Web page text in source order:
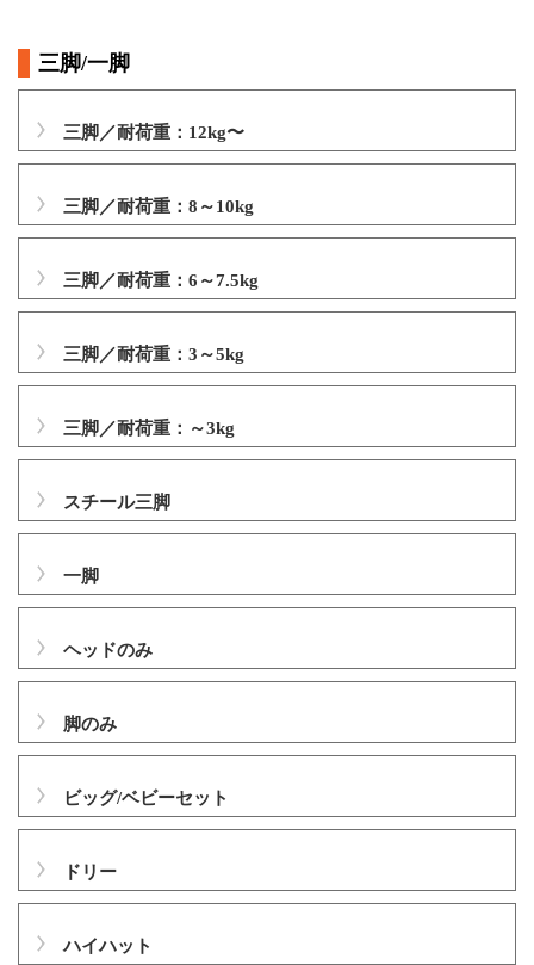
三脚/一脚
三脚／耐荷重：12kg〜
三脚／耐荷重：8～10kg
三脚／耐荷重：6～7.5kg
三脚／耐荷重：3～5kg
三脚／耐荷重：～3kg
スチール三脚
一脚
ヘッドのみ
脚のみ
ビッグ/ベビーセット
ドリー
ハイハット